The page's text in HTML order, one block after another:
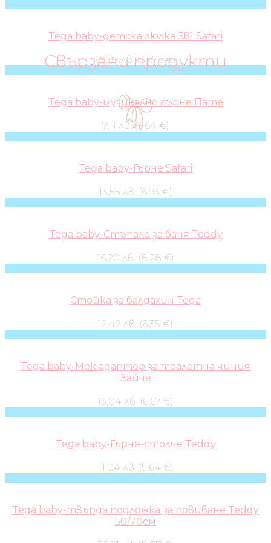
Свързани продукти
Tega baby-детска люлка 3в1 Safari
69,99 лв. (35.79 €)
Tega baby-музикално гърне Пате
7,11 лв. (3.64 €)
Tega baby-Гърне Safari
13,55 лв. (6.93 €)
Tega baby-Стъпало за баня Teddy
16,20 лв. (8.28 €)
Стойка за балдахин Tega
12,42 лв. (6.35 €)
Tega baby-Мек адаптор за тоалетна чиния
Зайче
13,04 лв. (6.67 €)
Tega baby-Гърне-столче Teddy
11,04 лв. (5.64 €)
Tega baby-твърда подложка за повиване Teddy
50/70см